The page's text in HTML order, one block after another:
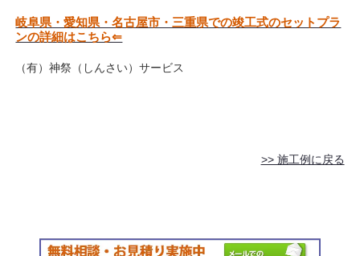
岐阜県・愛知県・名古屋市・三重県での竣工式のセットプラ
ンの詳細はこちら⇐
（有）神祭（しんさい）サービス
>> 施工例に戻る